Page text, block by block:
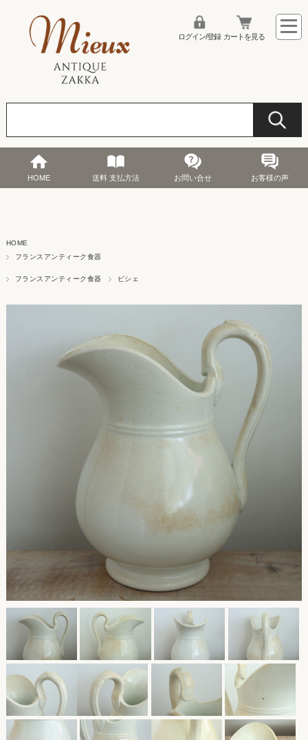
ログイン/登録 カートを見る
HOME 送料 支払方法 お問い合せ お客様の声
HOME
フランスアンティーク食器
フランスアンティーク食器 ピシェ